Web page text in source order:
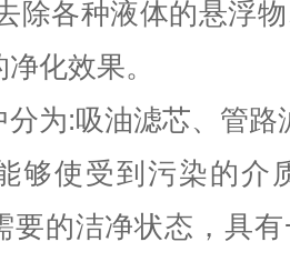
除各种液体的悬浮
化效果。
分为:吸油滤芯、管路
够使受到污染的介
要的洁净状态，具